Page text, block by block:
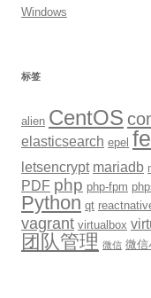
Windows
标签
alien CentOS
elasticsearch epel
letsencrypt mariadb
PDF php php-fpm
Python qt
vagrant virtualbox
团队管理 微信 微信